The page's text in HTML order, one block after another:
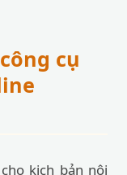
cụ
kịch bản nội